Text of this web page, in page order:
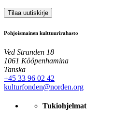
Tilaa uutiskirje
Pohjoismainen kulttuurirahasto
Ved Stranden 18
1061 Kööpenhamina
Tanska
+45 33 96 02 42
kulturfonden@norden.org
Tukiohjelmat